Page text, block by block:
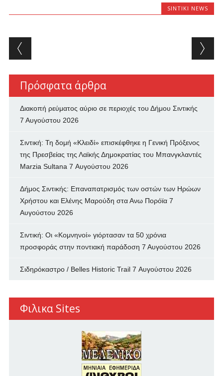
SINTIKI NEWS
Post navigation
Πρόσφατα άρθρα
Διακοπή ρεύματος αύριο σε περιοχές του Δήμου Σιντικής
7 Αυγούστου 2026
Σιντική: Τη δομή «Κλειδί» επισκέφθηκε η Γενική Πρόξενος
της Πρεσβείας της Λαϊκής Δημοκρατίας του Μπανγκλαντές
Marzia Sultana 7 Αυγούστου 2026
Δήμος Σιντικής: Επαναπατρισμός των oστών των Ηρώων
Χρήστου και Ελένης Μαρούδη στα Ανω Πορόϊα 7
Αυγούστου 2026
Σιντική: Οι «Κομνηνοί» γιόρτασαν τα 50 χρόνια
προσφοράς στην ποντιακή παράδοση 7 Αυγούστου 2026
Σιδηρόκαστρο / Belles Historic Trail 7 Αυγούστου 2026
Φιλικα Sites